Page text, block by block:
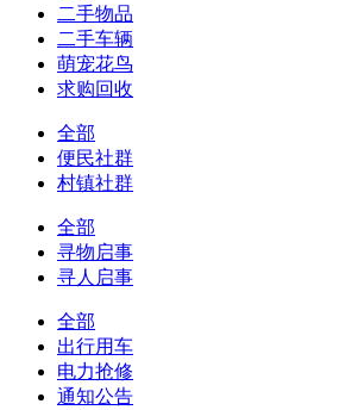
二手物品
二手车辆
萌宠花鸟
求购回收
全部
便民社群
村镇社群
全部
寻物启事
寻人启事
全部
出行用车
电力抢修
通知公告